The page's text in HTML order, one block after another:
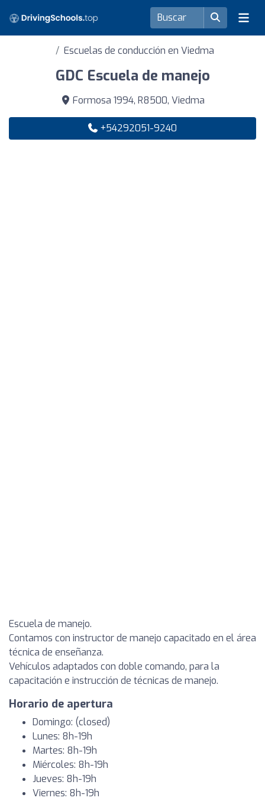
Escuelas de conducción en Viedma
GDC Escuela de manejo
Formosa 1994, R8500, Viedma
+54292051-9240
Escuela de manejo.
Contamos con instructor de manejo capacitado en el área
técnica de enseñanza.
Vehículos adaptados con doble comando, para la
capacitación e instrucción de técnicas de manejo.
Horario de apertura
Domingo: (closed)
Lunes: 8h-19h
Martes: 8h-19h
Miércoles: 8h-19h
Jueves: 8h-19h
Viernes: 8h-19h